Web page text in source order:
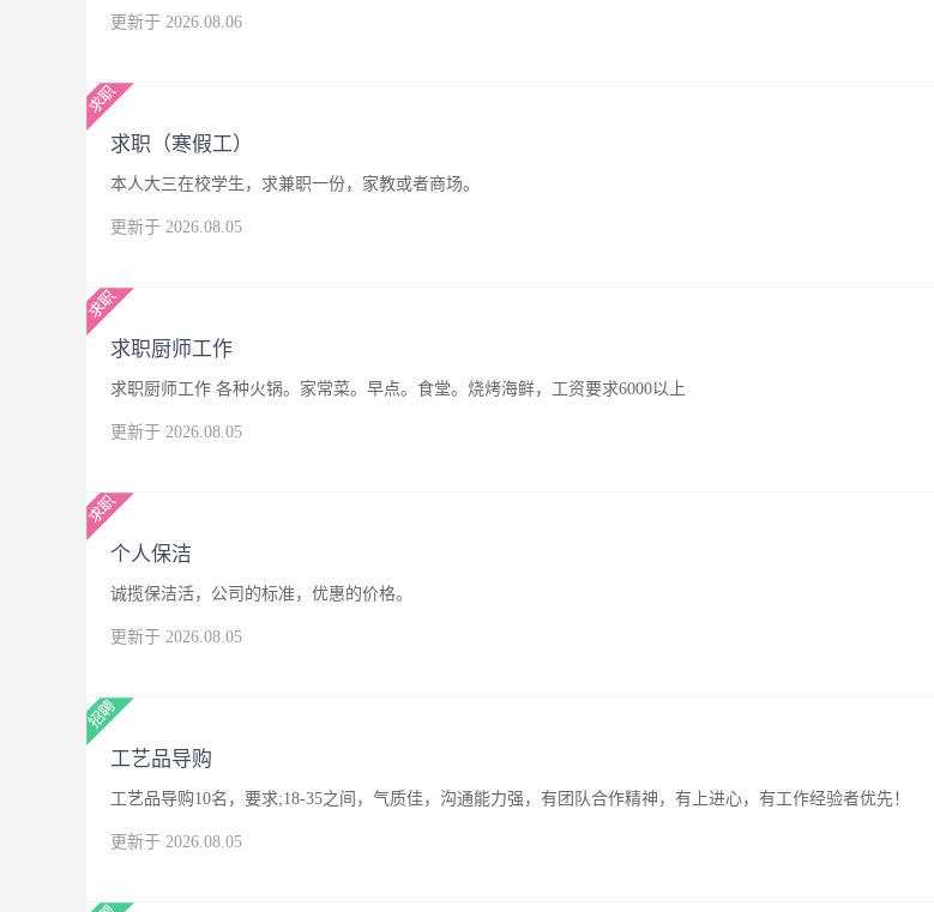
更新于 2026.08.06
求职（寒假工）
本人大三在校学生，求兼职一份，家教或者商场。
更新于 2026.08.05
求职厨师工作
求职厨师工作 各种火锅。家常菜。早点。食堂。烧烤海鲜，工资要求6000以上
更新于 2026.08.05
个人保洁
诚揽保洁活，公司的标准，优惠的价格。
更新于 2026.08.05
工艺品导购
工艺品导购10名，要求;18-35之间，气质佳，沟通能力强，有团队合作精神，有上进心，有工作经验者优先！
更新于 2026.08.05